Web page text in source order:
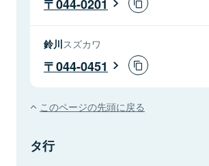
044-0201
鈴川スズカワ
044-0451
このページの先頭に戻る
タ行